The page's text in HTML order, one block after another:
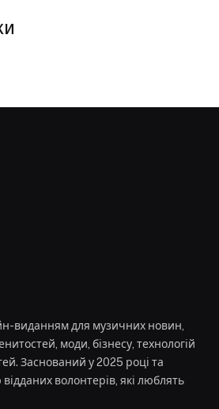
виданням для музичних новин,
моди, бізнесу, технологій
Заснований у 2025 році та
волонтерів, які люблять